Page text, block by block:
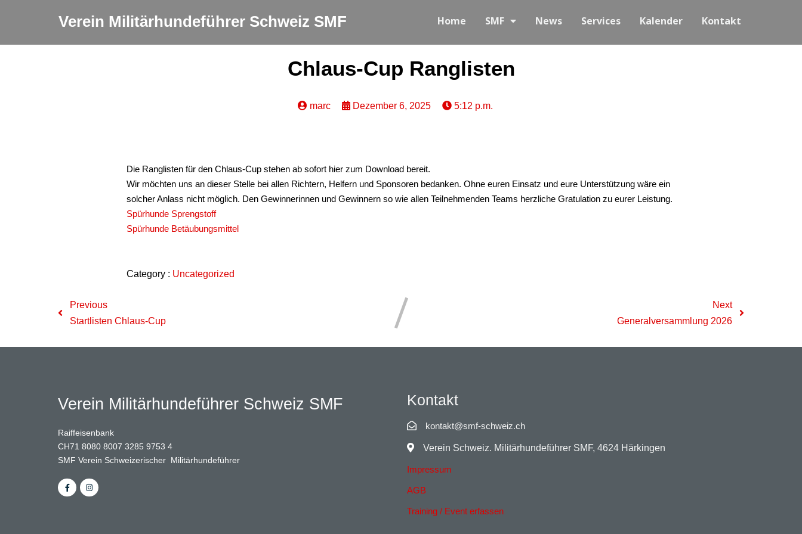
Verein Militärhundeführer Schweiz SMF Home SMF News Services Kalender Kontakt
Chlaus-Cup Ranglisten
marc Dezember 6, 2025 5:12 p.m.
Die Ranglisten für den Chlaus-Cup stehen ab sofort hier zum Download bereit.
Wir möchten uns an dieser Stelle bei allen Richtern, Helfern und Sponsoren bedanken. Ohne euren Einsatz und eure Unterstützung wäre ein
solcher Anlass nicht möglich. Den Gewinnerinnen und Gewinnern so wie allen Teilnehmenden Teams herzliche Gratulation zu eurer Leistung.
Spürhunde Sprengstoff
Spürhunde Betäubungsmittel
Category : Uncategorized
Previous
Startlisten Chlaus-Cup
Next
Generalversammlung 2026
Verein Militärhundeführer Schweiz SMF
Raiffeisenbank
CH71 8080 8007 3285 9753 4
SMF Verein Schweizerischer Militärhundeführer
Kontakt
kontakt@smf-schweiz.ch
Verein Schweiz. Militärhundeführer SMF, 4624 Härkingen
Impressum
AGB
Training / Event erfassen